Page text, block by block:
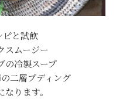
ピと試飲
スムージー
の冷製スープ
二層プディング
ります。